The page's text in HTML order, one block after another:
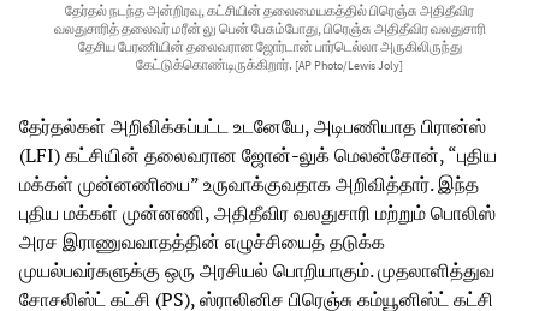
தேர்தல் நடந்த அன்றிரவு, கட்சியின் தலைமையகத்தில் பிரெஞ்சு அதிதீவிர
வலதுசாரித் தலைவர் மரீன் லு பென் பேசும்போது, பிரெஞ்சு அதிதீவிர வலதுசாரி
தேசிய பேரணியின் தலைவரான ஜோர்டான் பார்டெல்லா அருகிலிருந்து
கேட்டுக்கொண்டிருக்கிறார். [AP Photo/Lewis Joly]
தேர்தல்கள் அறிவிக்கப்பட்ட உடனேயே, அடிபணியாத பிரான்ஸ்
(LFI) கட்சியின் தலைவரான ஜோன்-லுக் மெலன்சோன், “புதிய
மக்கள் முன்னணியை” உருவாக்குவதாக அறிவித்தார். இந்த
புதிய மக்கள் முன்னணி, அதிதீவிர வலதுசாரி மற்றும் பொலிஸ்
அரச இராணுவவாதத்தின் எழுச்சியைத் தடுக்க
முயல்பவர்களுக்கு ஒரு அரசியல் பொறியாகும். முதலாளித்துவ
சோசலிஸ்ட் கட்சி (PS), ஸ்ராலினிச பிரெஞ்சு கம்யூனிஸ்ட் கட்சி